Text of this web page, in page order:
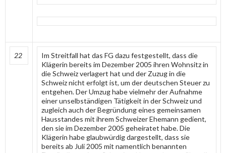
22
Im Streitfall hat das FG dazu festgestellt, dass die
Klägerin bereits im Dezember 2005 ihren Wohnsitz in
die Schweiz verlagert hat und der Zuzug in die
Schweiz nicht erfolgt ist, um der deutschen Steuer zu
entgehen. Der Umzug habe vielmehr der Aufnahme
einer unselbständigen Tätigkeit in der Schweiz und
zugleich auch der Begründung eines gemeinsamen
Hausstandes mit ihrem Schweizer Ehemann gedient,
den sie im Dezember 2005 geheiratet habe. Die
Klägerin habe glaubwürdig dargestellt, dass sie
bereits ab Juli 2005 mit namentlich benannten